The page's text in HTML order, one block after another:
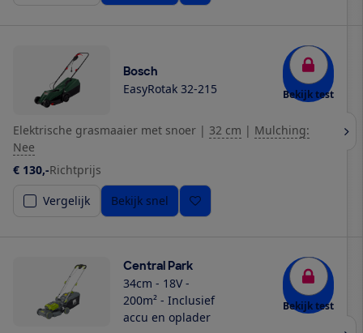
Bosch
EasyRotak 32-215 Bekijk test
Elektrische grasmaaier met snoer | 32 cm | Mulching:
Nee
€ 130,-Richtprijs
Vergelijk
Bekijk snel
Central Park
34cm - 18V -
200m² - Inclusief
accu en oplader
Bekijk test